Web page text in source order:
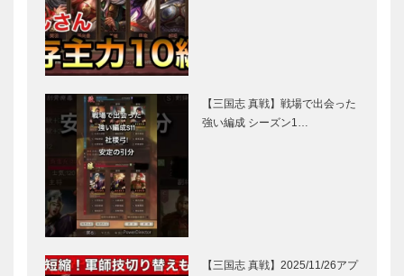
【三国志 真戦】戦場で出会った
強い編成 シーズン1…
【三国志 真戦】2025/11/26アプ